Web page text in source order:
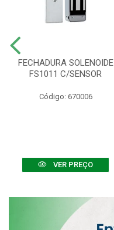
FECHADURA SOLENOIDE
FS1011 C/SENSOR
Código: 670006
VER PREÇO